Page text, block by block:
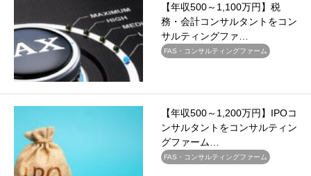
【年収500～1,100万円】税
務・会計コンサルタントをコン
サルティングファ…
FAS・コンサルティングファーム
【年収500～1,200万円】IPOコ
ンサルタントをコンサルティン
グファーム…
FAS・コンサルティングファーム